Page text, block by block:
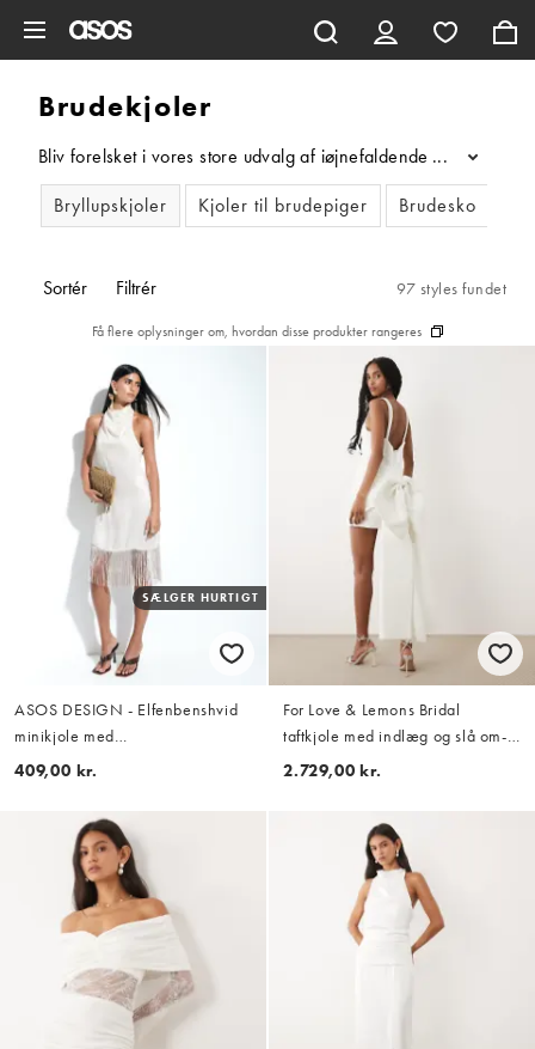
Brudekjoler
Bliv forelsket i vores store udvalg af iøjnefaldende...
Bryllupskjoler
Kjoler til brudepiger Brudesko
Sortér Filtrér 97 styles fundet
Få flere oplysninger om, hvordan disse produkter rangeres
SÆLGER HURTIGT
ASOS DESIGN - Elfenbenshvid
minikjole med
vandfaldsudskæring og frynser i
409,00 kr.
For Love & Lemons Bridal
taftkjole med indlæg og slå om-
effekt, minikjole med sløjfe i
2.729,00 kr.